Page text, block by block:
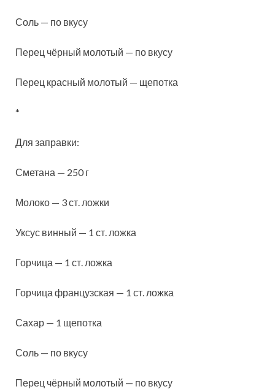
Соль — по вкусу
Перец чёрный молотый — по вкусу
Перец красный молотый — щепотка
*
Для заправки:
Сметана — 250 г
Молоко — 3 ст. ложки
Уксус винный — 1 ст. ложка
Горчица — 1 ст. ложка
Горчица французская — 1 ст. ложка
Сахар — 1 щепотка
Соль — по вкусу
Перец чёрный молотый — по вкусу